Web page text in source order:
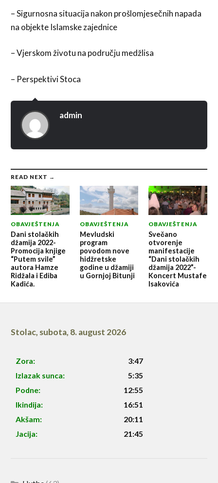
– Sigurnosna situacija nakon prošlomjesečnih napada
na objekte Islamske zajednice
– Vjerskom životu na području medžlisa
– Perspektivi Stoca
admin
READ NEXT →
OBAVJEŠTENJA
Dani stolačkih
džamija 2022-
Promocija knjige
“Putem svile”
autora Hamze
Ridžala i Ediba
Kadića.
OBAVJEŠTENJA
Mevludski
program
povodom nove
hidžretske
godine u džamiji
u Gornjoj Bitunji
OBAVJEŠTENJA
Svečano
otvorenje
manifestacije
“Dani stolačkih
džamija 2022”-
Koncert Mustafe
Isakovića
Stolac, subota, 8. august 2026
Zora:
3:47
Izlazak sunca:
5:35
Podne:
12:55
Ikindija:
16:51
Akšam:
20:11
Jacija:
21:45